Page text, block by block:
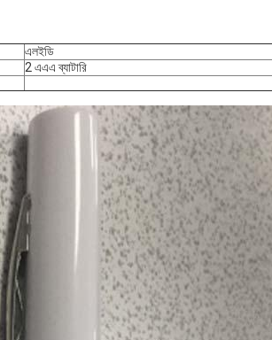
এলইডি
2 এএএ ব্যাটারি